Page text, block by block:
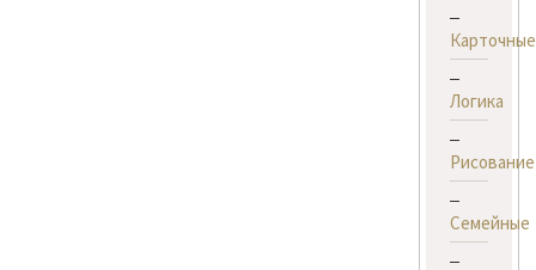
Карточные
Логика
Рисование
Семейные